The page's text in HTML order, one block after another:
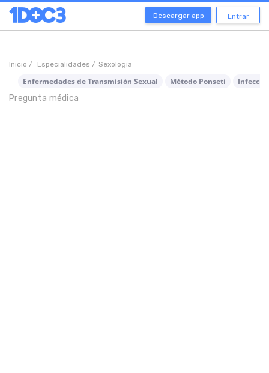
Descargar app Entrar
Inicio / Especialidades / Sexología
Enfermedades de Transmisión Sexual Método Ponseti
Pregunta médica